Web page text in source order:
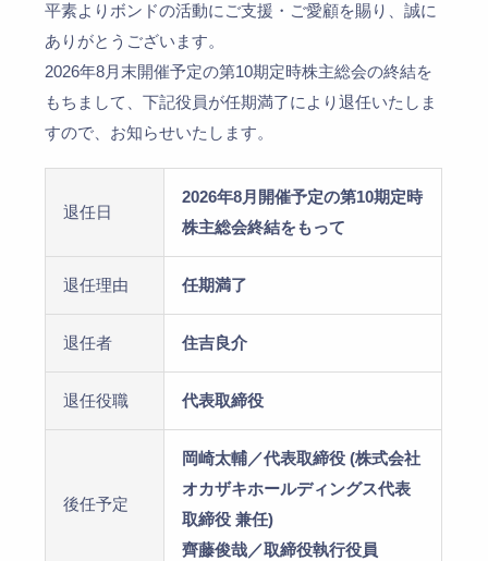
平素よりボンドの活動にご支援・ご愛顧を賜り、誠に
ありがとうございます。
2026年8月末開催予定の第10期定時株主総会の終結を
もちまして、下記役員が任期満了により退任いたしま
すので、お知らせいたします。
退任日
2026年8月開催予定の第10期定時
株主総会終結をもって
退任理由 任期満了
退任者 住吉良介
退任役職 代表取締役
後任予定
岡崎太輔／代表取締役 (株式会社
オカザキホールディングス代表
取締役 兼任)
齊藤俊哉／取締役執行役員
ガイドライン